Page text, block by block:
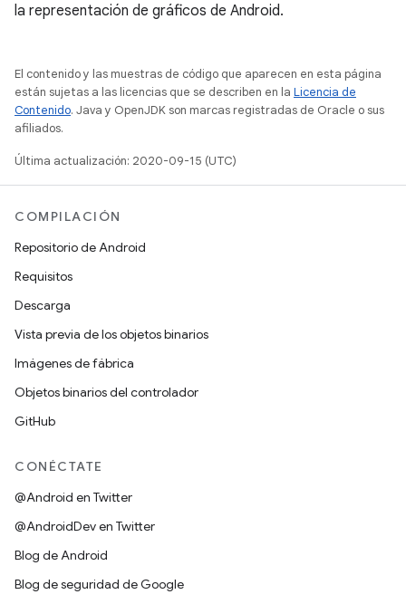
la representación de gráficos de Android.
El contenido y las muestras de código que aparecen en esta página
están sujetas a las licencias que se describen en la Licencia de
Contenido. Java y OpenJDK son marcas registradas de Oracle o sus
afiliados.
Última actualización: 2020-09-15 (UTC)
COMPILACIÓN
Repositorio de Android
Requisitos
Descarga
Vista previa de los objetos binarios
Imágenes de fábrica
Objetos binarios del controlador
GitHub
CONÉCTATE
@Android en Twitter
@AndroidDev en Twitter
Blog de Android
Blog de seguridad de Google